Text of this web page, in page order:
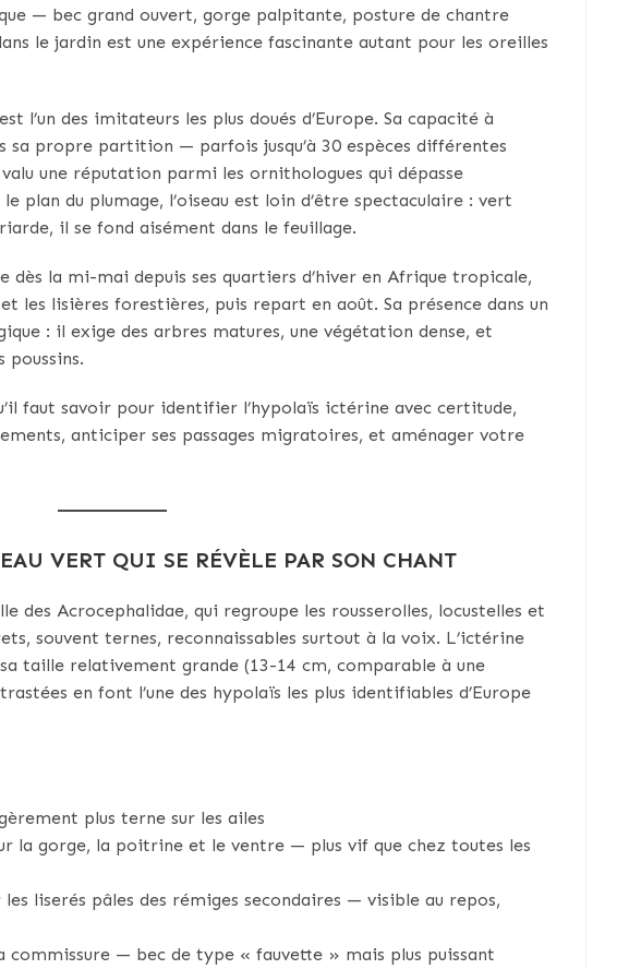
— bec grand ouvert, gorge palpitante, posture de chantre
le jardin est une expérience fascinante autant pour les oreilles
l’un des imitateurs les plus doués d’Europe. Sa capacité à
sa propre partition — parfois jusqu’à 30 espèces différentes
une réputation parmi les ornithologues qui dépasse
plan du plumage, l’oiseau est loin d’être spectaculaire : vert
il se fond aisément dans le feuillage.
dès la mi-mai depuis ses quartiers d’hiver en Afrique tropicale,
les lisières forestières, puis repart en août. Sa présence dans un
: il exige des arbres matures, une végétation dense, et
poussins.
faut savoir pour identifier l’hypolaïs ictérine avec certitude,
anticiper ses passages migratoires, et aménager votre
VERT QUI SE RÉVÈLE PAR SON CHANT
des Acrocephalidae, qui regroupe les rousserolles, locustelles et
souvent ternes, reconnaissables surtout à la voix. L’ictérine
taille relativement grande (13-14 cm, comparable à une
en font l’une des hypolaïs les plus identifiables d’Europe
plus terne sur les ailes
la gorge, la poitrine et le ventre — plus vif que chez toutes les
liserés pâles des rémiges secondaires — visible au repos,
commissure — bec de type « fauvette » mais plus puissant